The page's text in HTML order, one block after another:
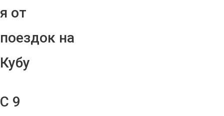
я от
поездок на
Кубу
С 9